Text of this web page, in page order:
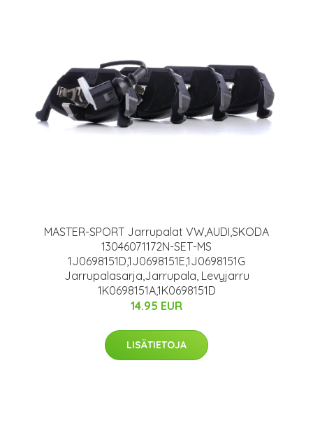
MASTER-SPORT Jarrupalat VW,AUDI,SKODA
13046071172N-SET-MS
1J0698151D,1J0698151E,1J0698151G
Jarrupalasarja,Jarrupala, Levyjarru
1K0698151A,1K0698151D
14.95 EUR
LISÄTIETOJA